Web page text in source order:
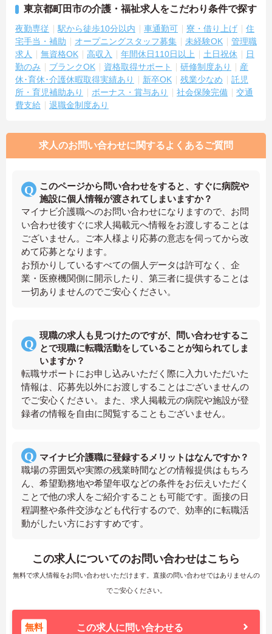
東京都町田市の介護・福祉求人をこだわり条件で探す
夜勤専従 駅から徒歩10分以内 車通勤可 寮・借り上げ
住
宅手当・補助
オープニングスタッフ募集 未経験OK
管理職
求人
無資格OK 高収入 年間休日110日以上 土日祝休
日
勤のみ
ブランクOK 資格取得サポート 研修制度あり
産
休･育休･介護休暇取得実績あり
新卒OK 残業少なめ
託児
所・育児補助あり
ボーナス・賞与あり 社会保険完備
交通
費支給
退職金制度あり
求人のお問い合わせに関するよくあるご質問
このページから問い合わせをすると、すぐに病院や
施設に個人情報が渡されてしまいますか？
マイナビ介護職へのお問い合わせになりますので、お問
い合わせ後すぐに求人掲載元へ情報をお渡しすることは
ございません。ご本人様より応募の意志を伺ってから改
めて応募となります。
お預かりしているすべての個人データは許可なく、企
業・医療機関側に開示したり、第三者に提供することは
一切ありませんのでご安心ください。
現職の求人も見つけたのですが、問い合わせするこ
とで現職に転職活動をしていることが知られてしま
いますか？
転職サポートにお申し込みいただく際に入力いただいた
情報は、応募先以外にお渡しすることはございませんの
でご安心ください。また、求人掲載元の病院や施設が登
録者の情報を自由に閲覧することもございません。
マイナビ介護職に登録するメリットはなんですか？
職場の雰囲気や実際の残業時間などの情報提供はもちろ
ん、希望勤務地や希望年収などの条件をお伝えいただく
ことで他の求人をご紹介することも可能です。面接の日
程調整や条件交渉なども代行するので、効率的に転職活
動がしたい方におすすめです。
この求人についてのお問い合わせはこちら
無料で求人情報をお問い合わせいただけます。直接の問い合わせではありませんの
でご安心ください。
無料 この求人に問い合わせる